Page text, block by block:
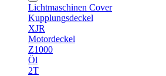
Lichtmaschinen Cover
Kupplungsdeckel
XJR
Motordeckel
Z1000
Öl
2T